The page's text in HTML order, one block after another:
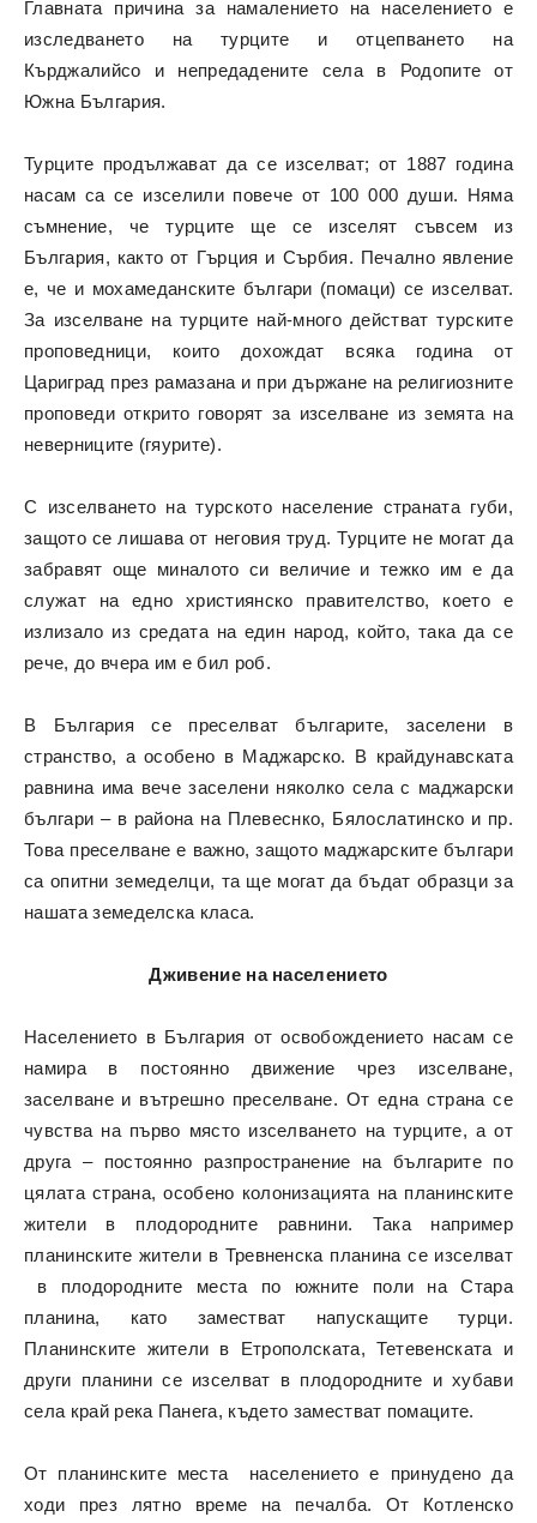
Главната причина за намалението на населението е
изследването на турците и отцепването на
Кърджалийсо и непредадените села в Родопите от
Южна България.
Турците продължават да се изселват; от 1887 година
насам са се изселили повече от 100 000 души. Няма
съмнение, че турците ще се изселят съвсем из
България, както от Гърция и Сърбия. Печално явление
е, че и мохамеданските българи (помаци) се изселват.
За изселване на турците най-много действат турските
проповедници, които дохождат всяка година от
Цариград през рамазана и при държане на религиозните
проповеди открито говорят за изселване из земята на
неверниците (гяурите).
С изселването на турското население страната губи,
защото се лишава от неговия труд. Турците не могат да
забравят още миналото си величие и тежко им е да
служат на едно християнско правителство, което е
излизало из средата на един народ, който, така да се
рече, до вчера им е бил роб.
В България се преселват българите, заселени в
странство, а особено в Маджарско. В крайдунавската
равнина има вече заселени няколко села с маджарски
българи – в района на Плевеснко, Бялослатинско и пр.
Това преселване е важно, защото маджарските българи
са опитни земеделци, та ще могат да бъдат образци за
нашата земеделска класа.
Дживение на населението
Населението в България от освобождението насам се
намира в постоянно движение чрез изселване,
заселване и вътрешно преселване. От една страна се
чувства на първо място изселването на турците, а от
друга – постоянно разпространение на българите по
цялата страна, особено колонизацията на планинските
жители в плодородните равнини. Така например
планинските жители в Тревненска планина се изселват
в плодородните места по южните поли на Стара
планина, като заместват напускащите турци.
Планинските жители в Етрополската, Тетевенската и
други планини се изселват в плодородните и хубави
села край река Панега, където заместват помаците.
От планинските места населението е принудено да
ходи през лятно време на печалба. От Котленско